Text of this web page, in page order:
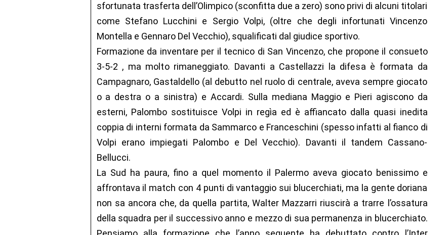
sfortunata trasferta dell’Olimpico (sconfitta due a zero) sono privi di alcuni titolari
come Stefano Lucchini e Sergio Volpi, (oltre che degli infortunati Vincenzo
Montella e Gennaro Del Vecchio), squalificati dal giudice sportivo.
Formazione da inventare per il tecnico di San Vincenzo, che propone il consueto
3-5-2 , ma molto rimaneggiato. Davanti a Castellazzi la difesa è formata da
Campagnaro, Gastaldello (al debutto nel ruolo di centrale, aveva sempre giocato
o a destra o a sinistra) e Accardi. Sulla mediana Maggio e Pieri agiscono da
esterni, Palombo sostituisce Volpi in regìa ed è affiancato dalla quasi inedita
coppia di interni formata da Sammarco e Franceschini (spesso infatti al fianco di
Volpi erano impiegati Palombo e Del Vecchio). Davanti il tandem Cassano-
Bellucci.
La Sud ha paura, fino a quel momento il Palermo aveva giocato benissimo e
affrontava il match con 4 punti di vantaggio sui blucerchiati, ma la gente doriana
non sa ancora che, da quella partita, Walter Mazzarri riuscirà a trarre l’ossatura
della squadra per il successivo anno e mezzo di sua permanenza in blucerchiato.